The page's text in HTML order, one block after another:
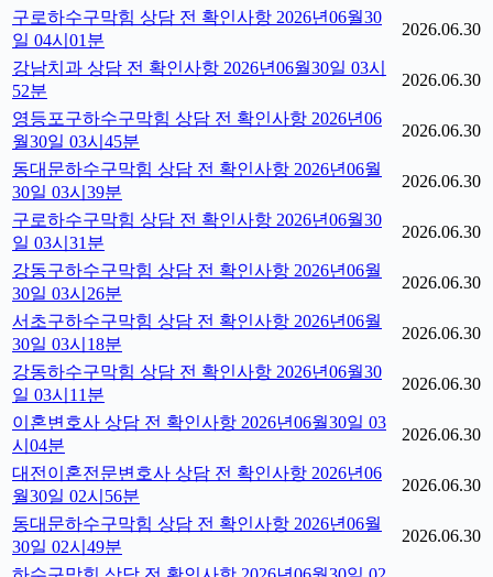
구로하수구막힘 상담 전 확인사항 2026년06월30
일 04시01분
2026.06.30
강남치과 상담 전 확인사항 2026년06월30일 03시
52분
2026.06.30
영등포구하수구막힘 상담 전 확인사항 2026년06
월30일 03시45분
2026.06.30
동대문하수구막힘 상담 전 확인사항 2026년06월
30일 03시39분
2026.06.30
구로하수구막힘 상담 전 확인사항 2026년06월30
일 03시31분
2026.06.30
강동구하수구막힘 상담 전 확인사항 2026년06월
30일 03시26분
2026.06.30
서초구하수구막힘 상담 전 확인사항 2026년06월
30일 03시18분
2026.06.30
강동하수구막힘 상담 전 확인사항 2026년06월30
일 03시11분
2026.06.30
이혼변호사 상담 전 확인사항 2026년06월30일 03
시04분
2026.06.30
대전이혼전문변호사 상담 전 확인사항 2026년06
월30일 02시56분
2026.06.30
동대문하수구막힘 상담 전 확인사항 2026년06월
30일 02시49분
2026.06.30